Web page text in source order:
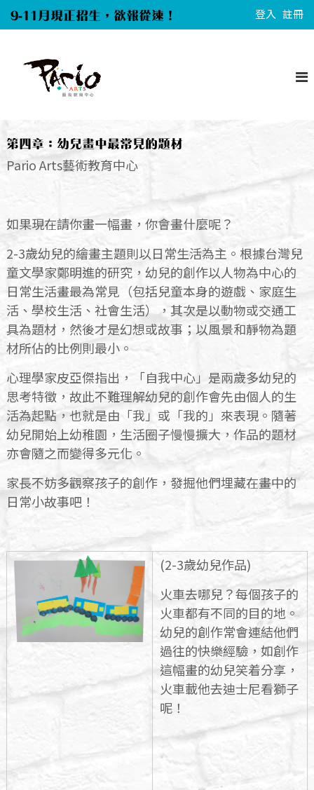
k
c
o
n
9-11月現正招生，欲報從速！ 登入 註冊
A
r
t
第四章：幼兒畫中最常見的題材
Pario Arts藝術教育中心
如果現在請你畫一幅畫，你會畫什麼呢？
2-3歲幼兒的繪畫主題則以日常生活為主。根據台灣兒
童文學家鄭明進的研究，幼兒的創作以人物為中心的
日常生活畫最為常見（包括兒童本身的遊戲、家庭生
活、學校生活、社會生活），其次是以動物或交通工
具為題材，然後才是幻想或故事；以風景和靜物為題
材所佔的比例則最小。
心理學家皮亞傑指出，「自我中心」是兩歲多幼兒的
思考特徵，故此不難理解幼兒的創作會先由個人的生
活為起點，也就是由「我」或「我的」來表現。隨著
幼兒開始上幼稚園，生活圈子慢慢擴大，作品的題材
亦會隨之而變得多元化。
家長不妨多觀察孩子的創作，發掘他們埋藏在畫中的
日常小故事吧！
(2-3歲幼兒作品)
火車去哪兒？每個孩子的
火車都有不同的目的地。
幼兒的創作常會連結他們
過往的快樂經驗，如創作
這幅畫的幼兒笑着分享，
火車載他去迪士尼看獅子
呢！